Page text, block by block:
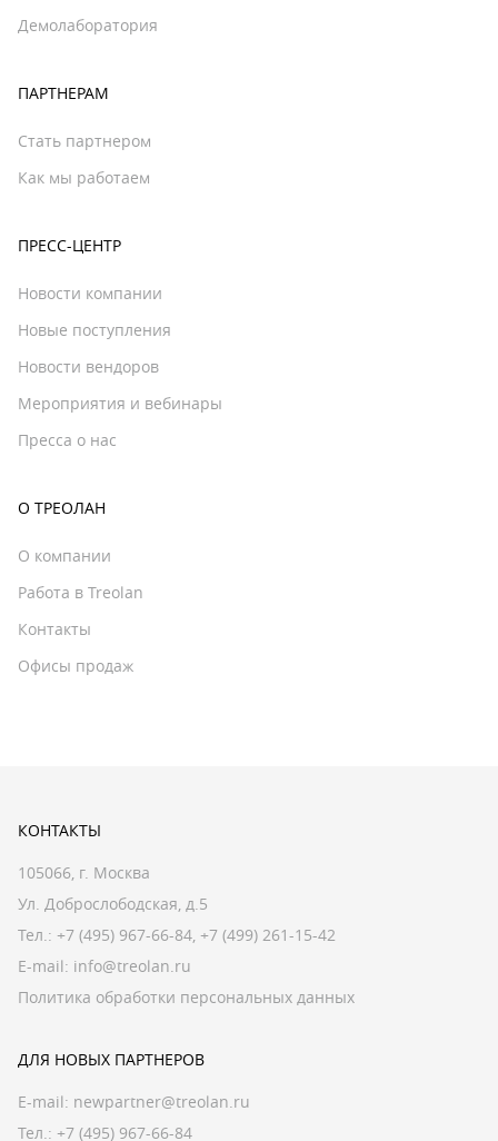
Демолаборатория
ПАРТНЕРАМ
Стать партнером
Как мы работаем
ПРЕСС-ЦЕНТР
Новости компании
Новые поступления
Новости вендоров
Мероприятия и вебинары
Пресса о нас
О ТРЕОЛАН
О компании
Работа в Treolan
Контакты
Офисы продаж
КОНТАКТЫ
105066, г. Москва
Ул. Доброслободская, д.5
Тел.: +7 (495) 967-66-84, +7 (499) 261-15-42
E-mail: info@treolan.ru
Политика обработки персональных данных
ДЛЯ НОВЫХ ПАРТНЕРОВ
E-mail: newpartner@treolan.ru
Тел.: +7 (495) 967-66-84